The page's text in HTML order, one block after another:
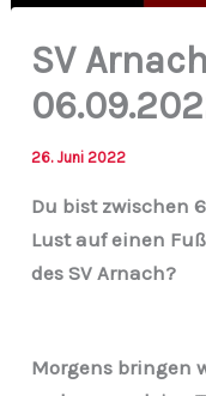
SV
26. Juni 2022
Du bist zwischen
Lust auf einen
des SV Arnach?
Morgens bringen